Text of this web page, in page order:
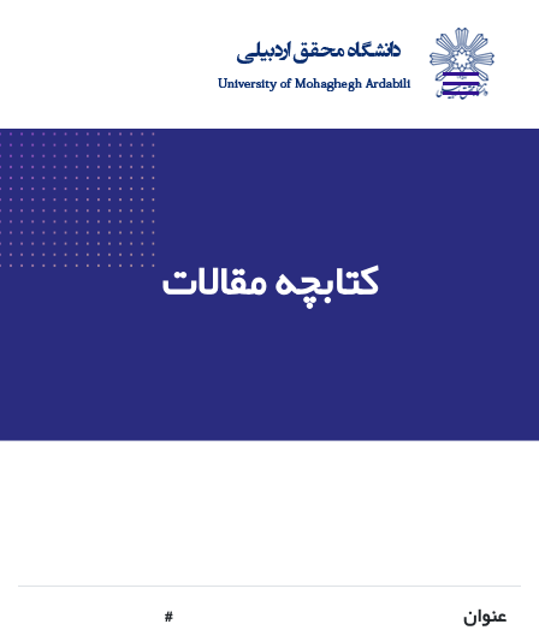
کتابچه مقالات
عنوان #